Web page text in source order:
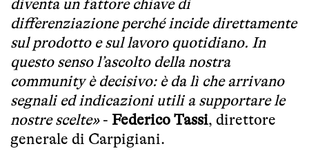
diventa un fattore chiave di
differenziazione perché incide direttamente
sul prodotto e sul lavoro quotidiano. In
questo senso l’ascolto della nostra
community è decisivo: è da lì che arrivano
segnali ed indicazioni utili a supportare le
nostre scelte»- Federico Tassi, direttore
generale di Carpigiani.